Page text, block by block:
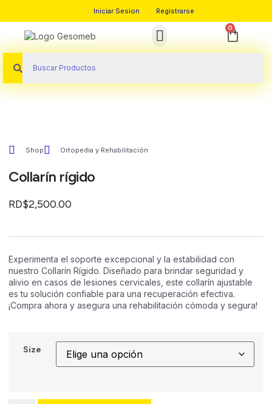
Iniciar Sesion Registrarse
0
Shop Ortopedia y Rehabilitación
Collarín rígido
RD$2,500.00
Experimenta el soporte excepcional y la estabilidad con
nuestro Collarín Rígido. Diseñado para brindar seguridad y
alivio en casos de lesiones cervicales, este collarín ajustable
es tu solución confiable para una recuperación efectiva.
¡Compra ahora y asegura una rehabilitación cómoda y segura!
Size